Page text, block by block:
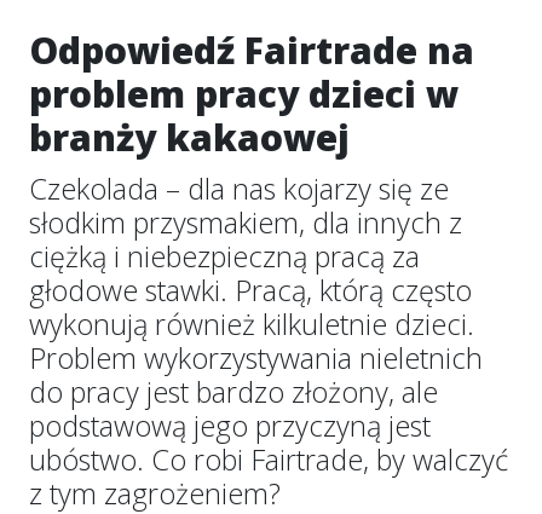
Odpowiedź Fairtrade na
problem pracy dzieci w
branży kakaowej
Czekolada – dla nas kojarzy się ze
słodkim przysmakiem, dla innych z
ciężką i niebezpieczną pracą za
głodowe stawki. Pracą, którą często
wykonują również kilkuletnie dzieci.
Problem wykorzystywania nieletnich
do pracy jest bardzo złożony, ale
podstawową jego przyczyną jest
ubóstwo. Co robi Fairtrade, by walczyć
z tym zagrożeniem?